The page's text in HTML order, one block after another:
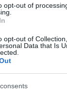
opt-out of
opt-out of
Data that Is
é uma fórmula
investimento é